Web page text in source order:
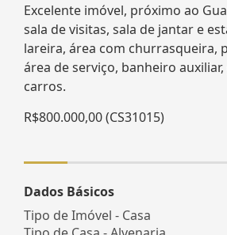
Excelente imóvel, próximo ao
sala de visitas, sala de jantar e
lareira, área com churrasqueira,
área de serviço, banheiro
carros.
R$800.000,00 (CS31015)
Dados Básicos
Tipo de Imóvel - Casa